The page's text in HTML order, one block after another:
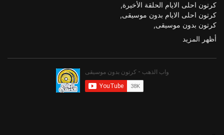
كرتون احلى الايام الحلقة الأخيرة,
كرتون احلى الايام بدون موسيقى,
كرتون بدون موسيقى,
فئة
أظهر المزيد